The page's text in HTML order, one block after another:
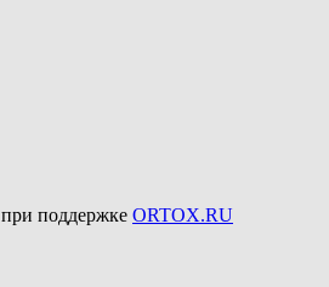
при поддержке ORTOX.RU